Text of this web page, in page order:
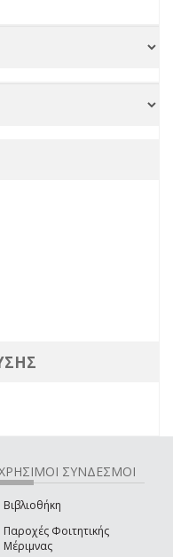
ΣΥΝΔΕΣΜΟΙ
Βιβλιοθήκη
Παροχές Φοιτητικής
Μέριμνας